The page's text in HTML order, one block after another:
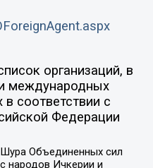
организаций, в
международных
в соответствии с
Федерации
Объединенных сил
народов Ичкерии и